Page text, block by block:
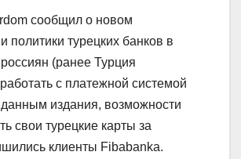
сообщил о новом
политики турецких банков в
(ранее Турция
с платежной системой
издания, возможности
свои турецкие карты за
клиенты Fibabanka.